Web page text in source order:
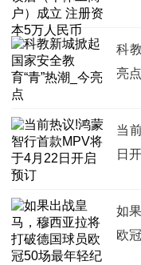
科
亮点
当
日
如
欧